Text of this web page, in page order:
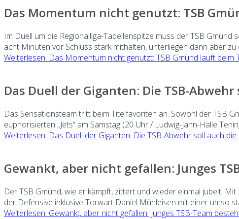
Das Momentum nicht genutzt: TSB
Im Duell um die Regionalliga-Tabellenspitze muss der TSB
acht Minuten vor Schluss stark mithalten, unterliegen dann aber zu
Weiterlesen: Das Momentum nicht genutzt: TSB Gmünd läuft
Das Duell der Giganten: Die TSB-
Das Sensationsteam tritt beim Titelfavoriten an. Sowohl der TSB
euphorisierten „Jets“ am Samstag (20 Uhr / Ludwig-Jahn-Halle
Weiterlesen: Das Duell der Giganten: Die TSB-Abwehr soll auch
Gewankt, aber nicht gefallen: Junges
Der TSB Gmünd, wie er kämpft, zittert und wieder einmal jubelt.
der Defensive inklusive Torwart Daniel Mühleisen mit einer umso
Weiterlesen: Gewankt, aber nicht gefallen: Junges TSB-Team